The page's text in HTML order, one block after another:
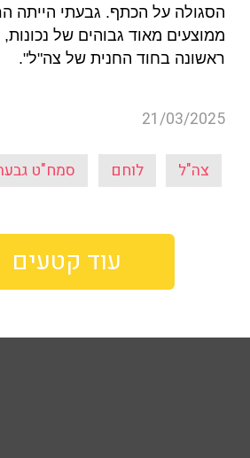
הסגולה על הכתף. גבעתי הייתה
ממוצעים מאוד גבוהים של
ראשונה בחוד החנית של צה"ל".
21/03/2025
צה"ל לוחם סמח"ט
עוד קטעים